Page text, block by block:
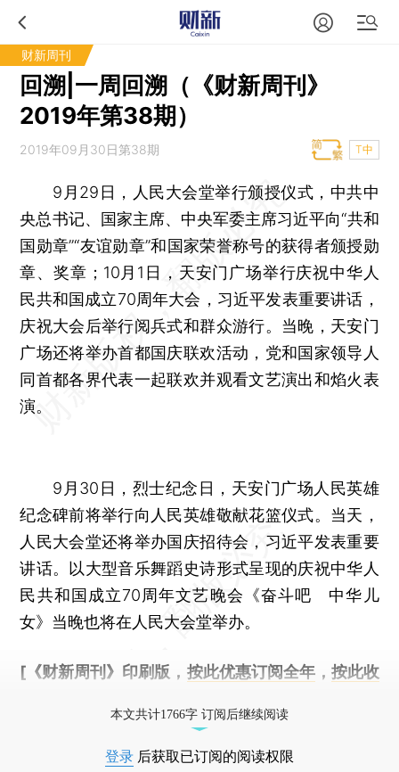
财新周刊
回溯|一周回溯（《财新周刊》
2019年第38期）
2019年09月30日第38期 T中
9月29日，人民大会堂举行颁授仪式，中共中
央总书记、国家主席、中央军委主席习近平向“共和
国勋章”“友谊勋章”和国家荣誉称号的获得者颁授勋
章、奖章；10月1日，天安门广场举行庆祝中华人
民共和国成立70周年大会，习近平发表重要讲话，
庆祝大会后举行阅兵式和群众游行。当晚，天安门
广场还将举办首都国庆联欢活动，党和国家领导人
同首都各界代表一起联欢并观看文艺演出和焰火表
演。
9月30日，烈士纪念日，天安门广场人民英雄
纪念碑前将举行向人民英雄敬献花篮仪式。当天，
人民大会堂还将举办国庆招待会，习近平发表重要
讲话。以大型音乐舞蹈史诗形式呈现的庆祝中华人
民共和国成立70周年文艺晚会《奋斗吧 中华儿
女》当晚也将在人民大会堂举办。
[《财新周刊》印刷版， 按此优惠订阅全年， 按此收
本文共计1766字 订阅后继续阅读
登录 后获取已订阅的阅读权限